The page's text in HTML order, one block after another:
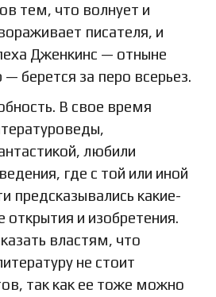
тем, что волнует и
писателя, и
Дженкинс — отныне
берется за перо всерьез.
В свое время
любили
где с той или иной
предсказывались какие-
и изобретения.
властям, что
не стоит
так как ее тоже можно